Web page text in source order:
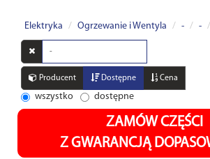
Elektryka Ogrzewanie i Wentyla - -
Wyszukaj
w
opisachProducent Dostępne Cena
wszystko dostępne
ZAMÓW CZĘŚCI
Z GWARANCJĄ